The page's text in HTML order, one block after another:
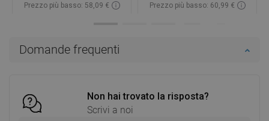
Domande frequenti
Non hai trovato la risposta?
Scrivi a noi
Prezzo più basso: 58,09 €
Prezzo più basso: 60,99 €